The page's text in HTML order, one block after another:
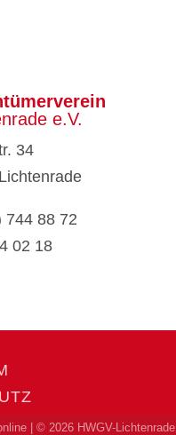
e.V.
34
744 88 72
02 18
| © 2026 HWGV-Lichtenrade